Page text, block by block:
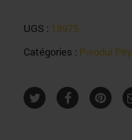
piquant
180ml
UGS : 18975
Catégories : Pwodui